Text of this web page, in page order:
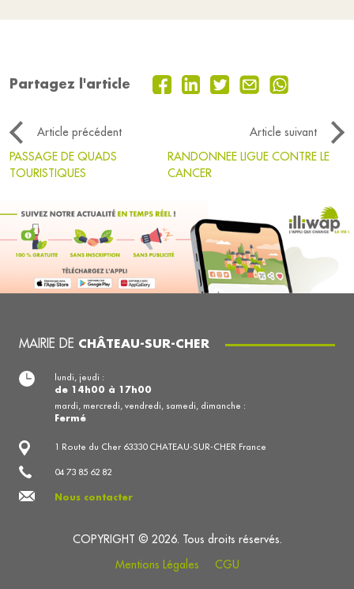
Partagez l'article
Article précédent
Article suivant
PASSAGE DE QUADS
TOURISTIQUES
RANDONNEE LIGUE CONTRE LE
CANCER
MAIRIE DE CHÂTEAU-SUR-CHER
1 Route du Cher 63330 CHATEAU-SUR-CHER France
04 73 85 62 82
Nous contacter
lundi, jeudi :
de 14h00 à 17h00
mardi, mercredi, vendredi, samedi, dimanche :
Fermé
COPYRIGHT © 2026. Tous droits réservés.
Mentions Légales
CGU